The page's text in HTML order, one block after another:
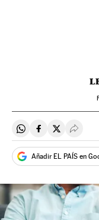
Compartir en
Compartir en
Compartir
Añadir EL PAÍS en